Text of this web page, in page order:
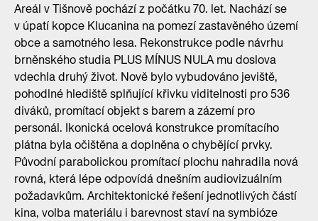
Areál v Tišnově pochází z počátku 70. let. Nachází se
v úpatí kopce Klucanina na pomezí zastavěného území
obce a samotného lesa. Rekonstrukce podle návrhu
brněnského studia PLUS MÍNUS NULA mu doslova
vdechla druhý život. Nově bylo vybudováno jeviště,
pohodlné hlediště splňující křivku viditelnosti pro 536
diváků, promítací objekt s barem a zázemí pro
personál. Ikonická ocelová konstrukce promítacího
plátna byla očištěna a doplněna o chybějící prvky.
Původní parabolickou promítací plochu nahradila nová
rovná, která lépe odpovídá dnešním audiovizuálním
požadavkům. Architektonické řešení jednotlivých částí
kina, volba materiálu i barevnost staví na symbióze